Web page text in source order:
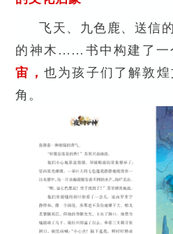
飞天、九色鹿、送信
的神木……书中构建了一
宙， 也为孩子们了解敦
角。